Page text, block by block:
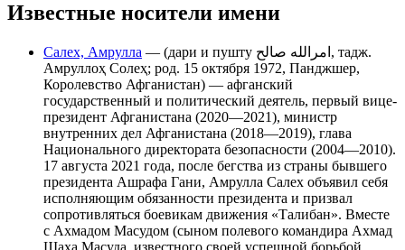
Известные носители имени
Салех, Амрулла — (дари и пушту امرالله صالح‎, тадж.
Амруллоҳ Солеҳ; род. 15 октября 1972, Панджшер,
Королевство Афганистан) — афганский
государственный и политический деятель, первый вице-
президент Афганистана (2020—2021), министр
внутренних дел Афганистана (2018—2019), глава
Национального директората безопасности (2004—2010).
17 августа 2021 года, после бегства из страны бывшего
президента Ашрафа Гани, Амрулла Салех объявил себя
исполняющим обязанности президента и призвал
сопротивляться боевикам движения «Талибан». Вместе
с Ахмадом Масудом (сыном полевого командира Ахмад